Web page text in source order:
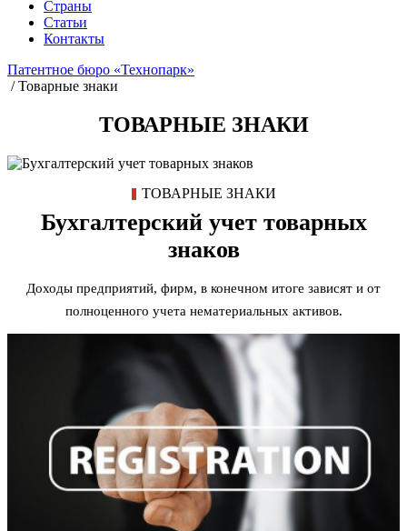
Страны
Статьи
Контакты
Патентное бюро «Технопарк»
/Товарные знаки
ТОВАРНЫЕ ЗНАКИ
ТОВАРНЫЕ ЗНАКИ
Бухгалтерский учет товарных
знаков
Доходы предприятий, фирм, в конечном итоге зависят и от
полноценного учета нематериальных активов.